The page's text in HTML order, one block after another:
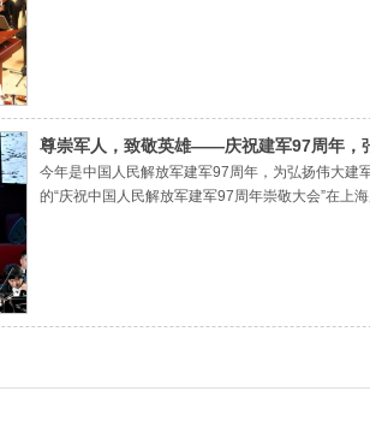
尊崇军人，致敬英雄——庆祝建军97周年，
今年是中国人民解放军建军97周年，为弘扬伟大建
的“庆祝中国人民解放军建军97周年崇敬大会”在上